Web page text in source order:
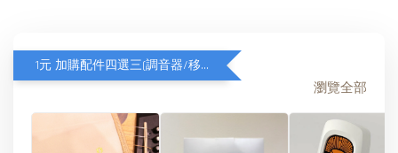
1元 加購配件四選三(調音器/移調夾/琴弦/琴布)
瀏覽全部